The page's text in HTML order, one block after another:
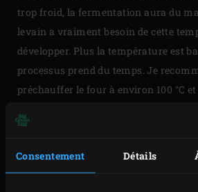
Consentement Détails
trop froid, la fermentation aura du
levain a vraiment besoin de cette
développer. Plus la température est
processus prend du temps. Je
préchauffer le four à environ 100 °C
bouillie. La chaleur se maintient bien